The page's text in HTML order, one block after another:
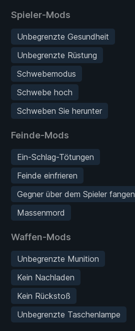
Spieler-Mods
Unbegrenzte Gesundheit
Unbegrenzte Rüstung
Schwebemodus
Schwebe hoch
Schweben Sie herunter
Feinde-Mods
Ein-Schlag-Tötungen
Feinde einfrieren
Gegner über dem Spieler fangen
Massenmord
Waffen-Mods
Unbegrenzte Munition
Kein Nachladen
Kein Rückstoß
Unbegrenzte Taschenlampe